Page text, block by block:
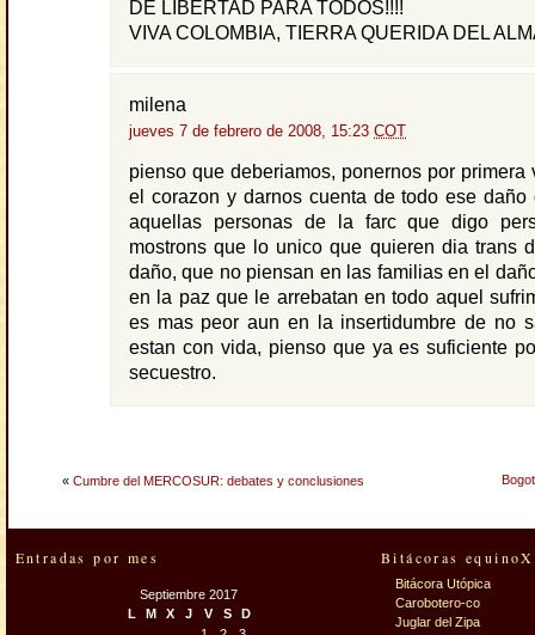
DE LIBERTAD PARA TODOS!!!!
VIVA COLOMBIA, TIERRA QUERIDA DEL
milena
jueves 7 de febrero de 2008, 15:23 COT
pienso que deberiamos, ponernos por primera
el corazon y darnos cuenta de todo ese daño
aquellas personas de la farc que digo
mostrons que lo unico que quieren dia trans
daño, que no piensan en las familias en el
en la paz que le arrebatan en todo aquel
es mas peor aun en la insertidumbre de no
estan con vida, pienso que ya es suficiente
secuestro.
« Cumbre del MERCOSUR: debates y conclusiones
Entradas por mes
Septiembre 2017
L
M X J V S D
Bitácoras
Bitácora Utópica
Carobotero-co
Juglar del Zipa